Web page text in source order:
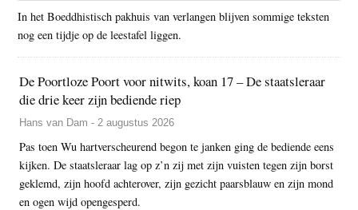
In het Boeddhistisch pakhuis van verlangen blijven sommige teksten
nog een tijdje op de leestafel liggen.
De Poortloze Poort voor nitwits, koan 17 – De staatsleraar
die drie keer zijn bediende riep
Hans van Dam - 2 augustus 2026
Pas toen Wu hartverscheurend begon te janken ging de bediende eens
kijken. De staatsleraar lag op z’n zij met zijn vuisten tegen zijn borst
geklemd, zijn hoofd achterover, zijn gezicht paarsblauw en zijn mond
en ogen wijd opengesperd.